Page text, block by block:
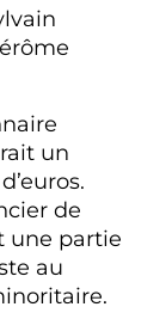
un
de
une partie
au